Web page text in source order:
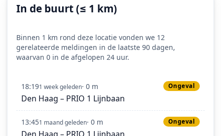
In de buurt (≤ 1 km)
Binnen 1 km rond deze locatie vonden we 12
gerelateerde meldingen in de laatste 90 dagen,
waarvan 0 in de afgelopen 24 uur.
18:191 week geleden· 0 m Ongeval
Den Haag – PRIO 1 Lijnbaan
13:451 maand geleden· 0 m Ongeval
Den Haag – PRIO 1 Lijnbaan